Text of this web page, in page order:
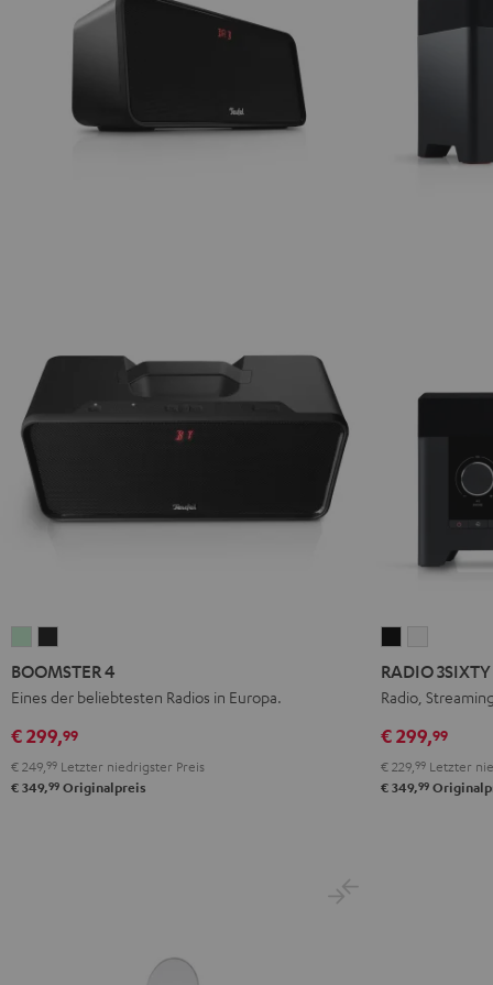
4
Mint
4
Night
BOOMSTER 4
Eines der beliebtesten Radios in Europa.
€ 299,99
€ 249, 99 Letzter niedrigster Preis
€ 349,99 Originalpreis
3SIXTY
Schwarz
3SIXTY
Weiß
RADIO 3SIXTY
Radio,
€ 299,99
€ 229, 99 Letzter
€ 349,99